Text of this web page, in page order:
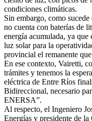
condiciones climáticas.
Sin embargo, como
no cuenta con baterías de
energía acumulada, ya
luz solar para la
provincial el remanente
En ese contexto, Vairetti,
trámites y tenemos la
eléctrica de Entre Ríos
Bidireccional, necesario
ENERSA”.
Al respecto, el Ingeniero
Energías y presidente de